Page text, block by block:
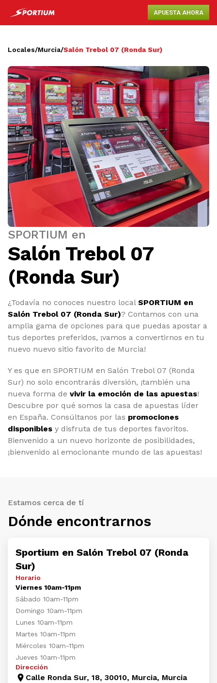
APUESTA AHORA
Locales/Murcia/Salón Trebol 07 (Ronda Sur)
SPORTIUM en
Salón Trebol 07
(Ronda Sur)
¿Todavía no conoces nuestro local SPORTIUM en
Salón Trebol 07 (Ronda Sur)? Contamos con una
amplia gama de opciones para que puedas apostar a
tus deportes preferidos, ¡vamos a convertirnos en tu
nuevo nuevo sitio favorito de Murcia!
Y es que en SPORTIUM en Salón Trebol 07 (Ronda
Sur) no solo encontrarás diversión, ¡también una
nueva forma de vivir la emoción de las apuestas!
Descubre por qué somos la casa de apuestas líder
en España. Consúltanos por las promociones
disponibles y disfruta de tus deportes favoritos.
Bienvenido a un nuevo horizonte de posibilidades,
¡bienvenido al emocionante mundo de las apuestas!
Estamos cerca de tí
Dónde encontrarnos
Sportium en Salón Trebol 07 (Ronda
Sur)
Horario
Viernes 10am-11pm
Sábado 10am-11pm
Domingo 10am-11pm
Lunes 10am-11pm
Martes 10am-11pm
Miércoles 10am-11pm
Jueves 10am-11pm
Dirección
Calle Ronda Sur, 18, 30010, Murcia, Murcia